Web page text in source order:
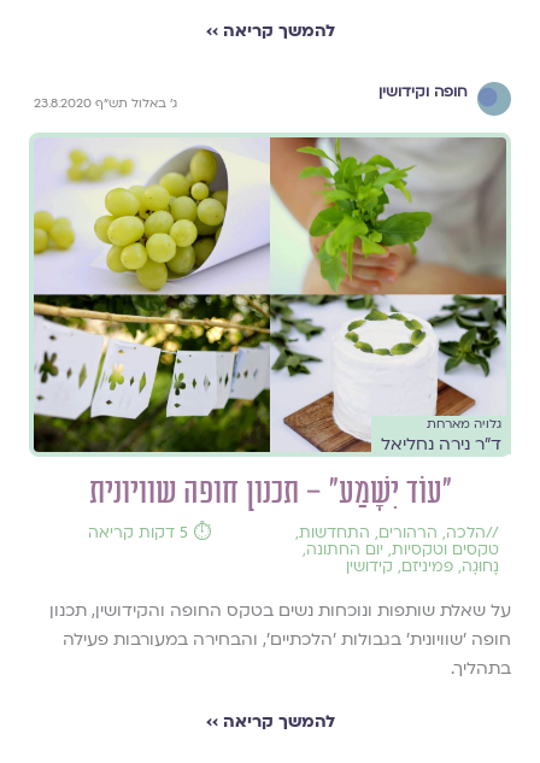
להמשך קריאה ››
חופה וקידושין
ג' באלול תש"ף 23.8.2020
גלויה מארחת
ד"ר נירה נחליאל
"עוֹד יִשָּׁמַע" – תכנון חופה שוויונית
//הלכה, הרהורים, התחדשות,
טקסים וטקסיות, יום החתונה,
נָחוּגָה, פמיניזם, קידושין
⏱️ 5 דקות קריאה
על שאלת שותפות ונוכחות נשים בטקס החופה והקידושין, תכנון
חופה 'שוויונית' בגבולות 'הלכתיים', והבחירה במעורבות פעילה
בתהליך.
להמשך קריאה ››